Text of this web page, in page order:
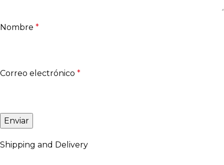
Nombre *
Correo electrónico *
Shipping and Delivery